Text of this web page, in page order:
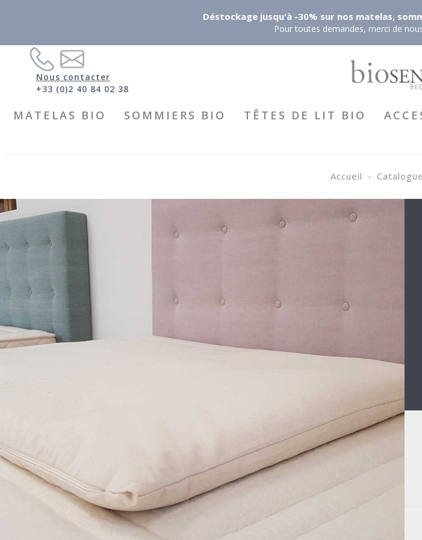
Déstockage jusqu'à -30% sur nos matelas,
Pour toutes demandes, merci de
Nous contacter
+33 (0)2 40 84 02 38
MATELAS BIO SOMMIERS BIO TÊTES DE LIT BIO
Accueil Catalogue